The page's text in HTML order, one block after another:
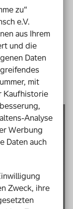
Hemd
blind und leiht
nutzen beide
können
mit
sie
zu“
e.V.
aus Ihrem
und die
Daten
mit
Kaufhistorie
Analyse
Werbung
Daten auch
Zweck, ihre